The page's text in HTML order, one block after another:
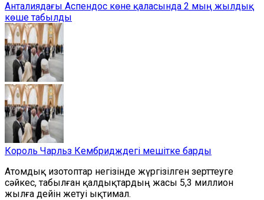
Анталиядағы Аспендос көне қаласында 2 мың жылдық
көше табылды
Король Чарльз Кембридждегі мешітке барды
Атомдық изотоптар негізінде жүргізілген зерттеуге
сәйкес, табылған қалдықтардың жасы 5,3 миллион
жылға дейін жетуі ықтимал.